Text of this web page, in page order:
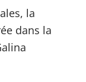
la
dans la